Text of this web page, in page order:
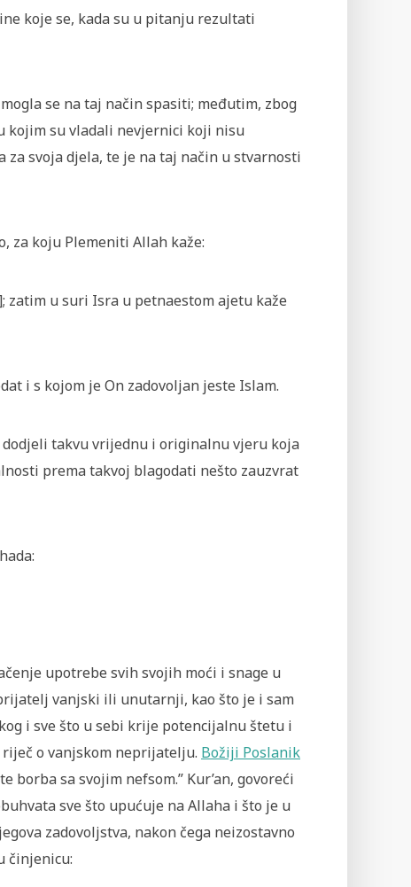
koje se, kada su u pitanju rezultati
se na taj način spasiti; međutim, zbog
kojim su vladali nevjernici koji nisu
svoja djela, te je na taj način u stvarnosti
za koju Plemeniti Allah kaže:
u suri Isra u petnaestom ajetu kaže
i s kojom je On zadovoljan jeste Islam.
dodjeli takvu vrijednu i originalnu vjeru koja
prema takvoj blagodati nešto zauzvrat
upotrebe svih svojih moći i snage u
vanjski ili unutarnji, kao što je i sam
i sve što u sebi krije potencijalnu štetu i
o vanjskom neprijatelju. Božiji Poslanik
borba sa svojim nefsom.” Kur’an, govoreći
zadovoljstva, nakon čega neizostavno
činjenicu: